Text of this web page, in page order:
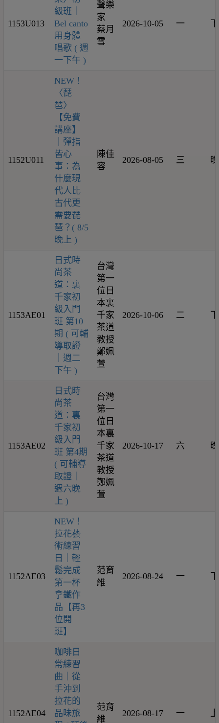
1153U013
級班｜
Bel canto
用身體
唱歌 ( 週
一下午 )
聲樂
家
蔡月
雪
2026-10-05 一
1152U011
NEW！
〈琵
琶〉
【免費
講座】
｜彈指
皆心
事：為
什麼現
代人比
古代更
需要琵
琶？( 8/5
晚上 )
陳佳
容
2026-08-05 三
1153AE01
日式時
尚茶
道：裏
千家初
級入門
班 第10
期 ( 可輔
導取證
｜週二
下午 )
台灣
第一
位日
本裏
千家
茶道
教授
鄭姵
萱
2026-10-06 二
1153AE02
日式時
尚茶
道：裏
千家初
級入門
班 第4期
( 可輔導
取證｜
週六晚
上 )
台灣
第一
位日
本裏
千家
茶道
教授
鄭姵
萱
2026-10-17 六
1152AE03
NEW！
拉花藝
術練習
日｜輕
鬆完成
第一杯
拿鐵作
品【再3
位開
班】
范育
維
2026-08-24 一
1152AE04
咖啡日
常練習
曲｜從
手沖到
拉花的
品味旅
范育
維
2026-08-17 一